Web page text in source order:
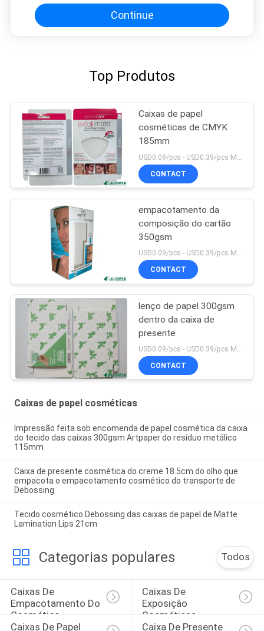
Continue
Top Produtos
Caixas de papel
cosméticas de CMYK
185mm
CONTACT
empacotamento da
composição do cartão
350gsm
USD0.09/pcs - USD0.39/pcs MOQ:1000PCS
CONTACT
lenço de papel 300gsm
dentro da caixa de
presente
USD0.09/pcs - USD0.39/pcs MOQ:1000PCS
CONTACT
Caixas de papel cosméticas
Impressão feita sob encomenda de papel cosmética da caixa
do tecido das caixas 300gsm Artpaper do resíduo metálico
115mm
Caixa de presente cosmética do creme 18.5cm do olho que
empacota o empacotamento cosmético do transporte de
Debossing
Tecido cosmético Debossing das caixas de papel de Matte
Lamination Lips 21cm
Categorias populares Todos
Caixas De
Empacotamento Do
Cosmético
Caixas De
Exposição
Cosméticas
Caixas De Papel
Caixa De Presente